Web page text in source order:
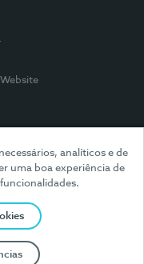
analíticos e de
uma boa experiência de